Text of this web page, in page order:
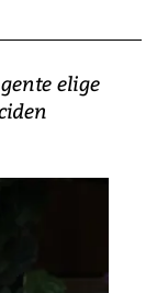
elige